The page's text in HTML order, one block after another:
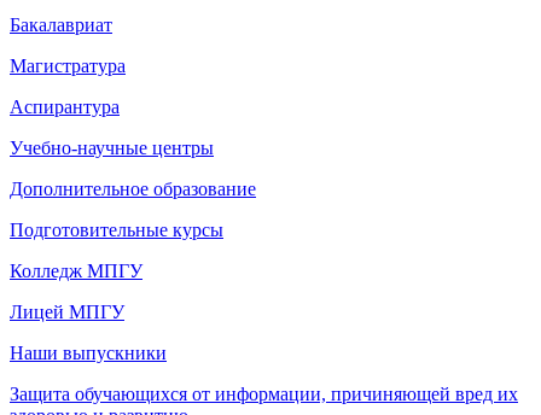
Бакалавриат
Магистратура
Аспирантура
Учебно-научные центры
Дополнительное образование
Подготовительные курсы
Колледж МПГУ
Лицей МПГУ
Наши выпускники
Защита обучающихся от информации, причиняющей вред их